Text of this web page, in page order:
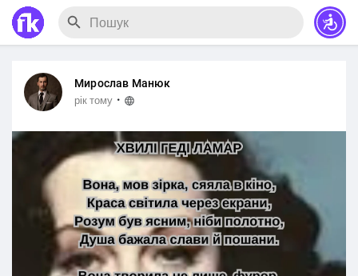
Мирослав Манюк
рік тому ·